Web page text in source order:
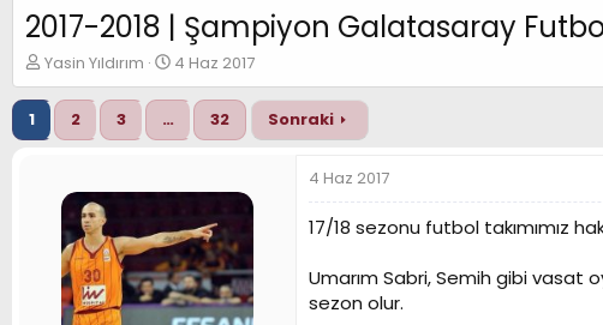
2017-2018 | Şampiyon Galatasaray
K
o
n
u
y
Yasin Yıldırım
B
a
ş
a
g
ç
t
a
r
4 Haz 2017
1 2 3 … 32 Sonraki
4 Haz 2017
17/18 sezonu futbol takımımız
Umarım Sabri, Semih gibi vasat
sezon olur.